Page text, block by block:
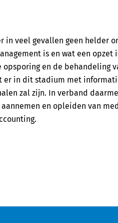
in veel gevallen geen helder
is en wat een opzet
opsporing en de behandeling
er in dit stadium met
zal zijn. In verband
en opleiden van